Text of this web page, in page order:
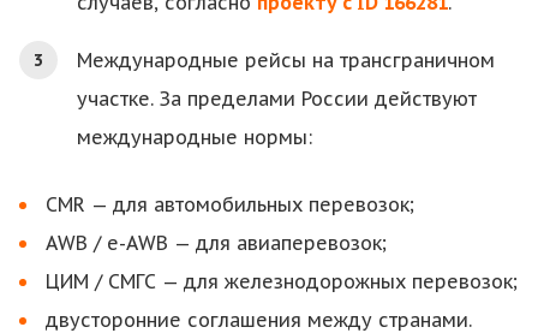
Международные рейсы на трансграничном
участке. За пределами России действуют
международные нормы:
CMR — для автомобильных перевозок;
AWB / e-AWB — для авиаперевозок;
ЦИМ / СМГС — для железнодорожных перевозок;
двусторонние соглашения между странами.